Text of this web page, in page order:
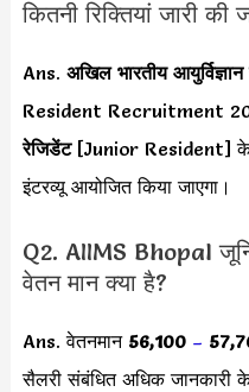
कितनी रिक्तियां जारी की
Ans. अखिल भारतीय
Resident Recruitment
रेजिडेंट[Junior Resident]
इंटरव्यू आयोजित किया जाएगा।
Q2. AIIMS Bhopal
वेतन मान क्या है?
Ans. वेतनमान 56,100 –
सैलरी संबंधित अधिक